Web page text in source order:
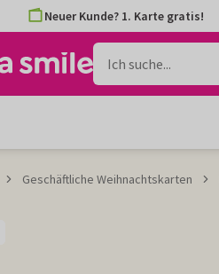
Neuer Kunde? 1. Karte gratis!
Geschäftliche Weihnachtskarten